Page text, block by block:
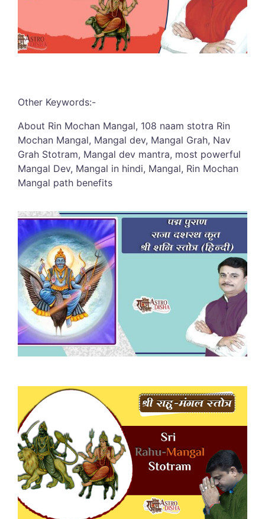
Other Keywords:-
About Rin Mochan Mangal, 108 naam stotra Rin
Mochan Mangal, Mangal dev, Mangal Grah, Nav
Grah Stotram, Mangal dev mantra, most powerful
Mangal Dev, Mangal in hindi, Mangal, Rin Mochan
Mangal path benefits